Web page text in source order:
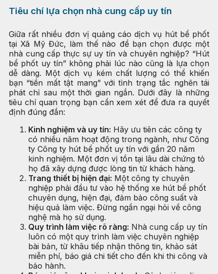
Tiêu chí lựa chọn nhà cung cấp uy tín
Giữa rất nhiều đơn vị quảng cáo dịch vụ hút bể phốt
tại Xã Mỹ Đức, làm thế nào để bạn chọn được một
nhà cung cấp thực sự uy tín và chuyên nghiệp? “Hút
bể phốt uy tín” không phải lúc nào cũng là lựa chọn
dễ dàng. Một dịch vụ kém chất lượng có thể khiến
bạn “tiền mất tật mang” với tình trạng tắc nghẽn tái
phát chỉ sau một thời gian ngắn. Dưới đây là những
tiêu chí quan trọng bạn cần xem xét để đưa ra quyết
định đúng đắn:
Kinh nghiệm và uy tín: Hãy ưu tiên các công ty
có nhiều năm hoạt động trong ngành, như Công
ty Công ty hút bể phốt uy tín với gần 20 năm
kinh nghiệm. Một đơn vị tồn tại lâu dài chứng tỏ
họ đã xây dựng được lòng tin từ khách hàng.
Trang thiết bị hiện đại: Một công ty chuyên
nghiệp phải đầu tư vào hệ thống xe hút bể phốt
chuyên dụng, hiện đại, đảm bảo công suất và
hiệu quả làm việc. Đừng ngần ngại hỏi về công
nghệ mà họ sử dụng.
Quy trình làm việc rõ ràng: Nhà cung cấp uy tín
luôn có một quy trình làm việc chuyên nghiệp
bài bản, từ khâu tiếp nhận thông tin, khảo sát
miễn phí, báo giá chi tiết cho đến khi thi công và
bảo hành.